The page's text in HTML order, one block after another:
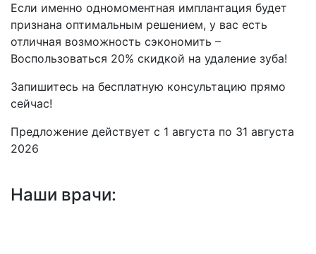
Если именно одномоментная имплантация будет
признана оптимальным решением, у вас есть
отличная возможность сэкономить –
Воспользоваться 20% скидкой на удаление зуба!
Запишитесь на бесплатную консультацию прямо
сейчас!
Предложение действует с 1 августа по 31 августа
2026
Наши врачи: